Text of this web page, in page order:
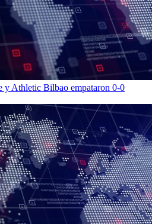
y Athletic Bilbao empataron 0-0